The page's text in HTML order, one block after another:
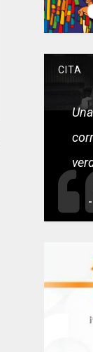
CITA